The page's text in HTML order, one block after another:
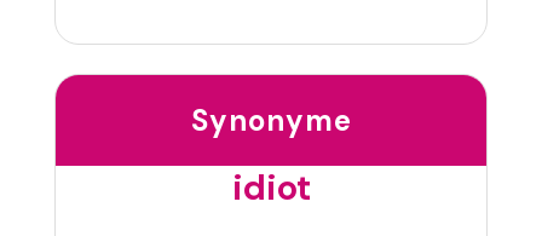
Synonyme
idiot